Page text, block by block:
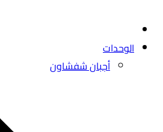
الوحدات
أجبان شفشاون